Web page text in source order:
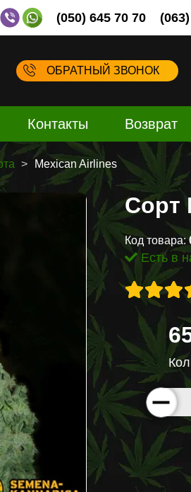
(050) 645 70 70
ОБРАТНЫЙ ЗВОНОК
Контакты Возврат
Mexican Airlines
Сорт
Код товара:
Есть в